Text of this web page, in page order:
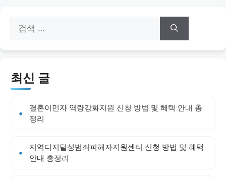
색:
최신 글
결혼이민자 역량강화지원 신청 방법 및 혜택 안내 총
정리
지역디지털성범죄피해자지원센터 신청 방법 및 혜택
안내 총정리